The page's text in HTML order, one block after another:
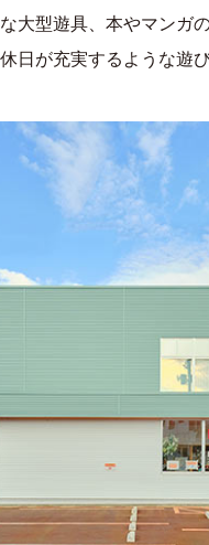
大型遊具、本やマンガ
日が充実するような遊